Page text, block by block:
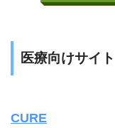
医療向けサイト
CURE